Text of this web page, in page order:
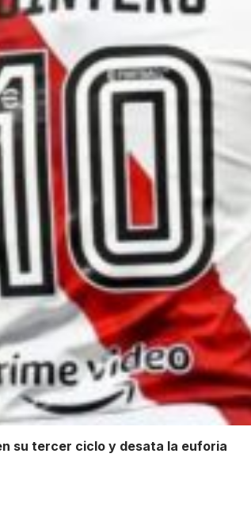
su tercer ciclo y desata la euforia